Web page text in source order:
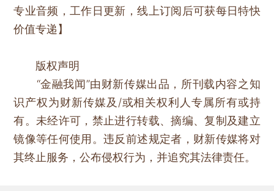
专业音频，工作日更新，线上订阅后可获每日特快
价值专递】
版权声明
“金融我闻”由财新传媒出品，所刊载内容之知
识产权为财新传媒及/或相关权利人专属所有或持
有。未经许可，禁止进行转载、摘编、复制及建立
镜像等任何使用。违反前述规定者，财新传媒将对
其终止服务，公布侵权行为，并追究其法律责任。